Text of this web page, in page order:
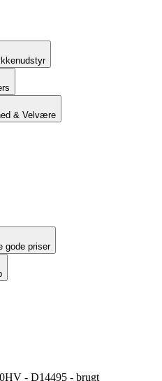
& Velvære
gode priser
- D14495 - brugt